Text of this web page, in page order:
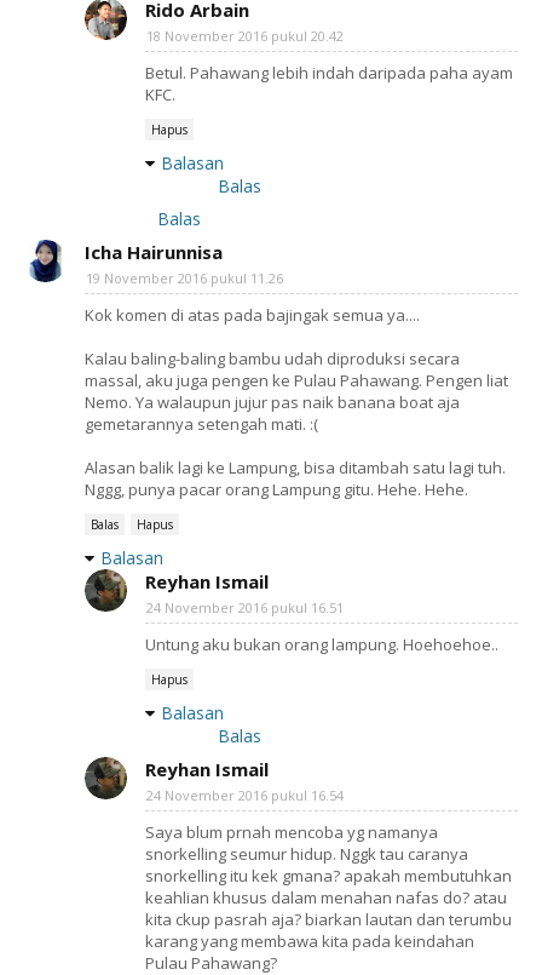
Rido Arbain
18 November 2016 pukul 20.42
Betul. Pahawang lebih indah daripada paha ayam
KFC.
Hapus
Balasan
Balas
Balas
Icha Hairunnisa
19 November 2016 pukul 11.26
Kok komen di atas pada bajingak semua ya....
Kalau baling-baling bambu udah diproduksi secara
massal, aku juga pengen ke Pulau Pahawang. Pengen liat
Nemo. Ya walaupun jujur pas naik banana boat aja
gemetarannya setengah mati. :(
Alasan balik lagi ke Lampung, bisa ditambah satu lagi tuh.
Nggg, punya pacar orang Lampung gitu. Hehe. Hehe.
Balas Hapus
Balasan
Reyhan Ismail
24 November 2016 pukul 16.51
Untung aku bukan orang lampung. Hoehoehoe..
Hapus
Balasan
Balas
Reyhan Ismail
24 November 2016 pukul 16.54
Saya blum prnah mencoba yg namanya
snorkelling seumur hidup. Nggk tau caranya
snorkelling itu kek gmana? apakah membutuhkan
keahlian khusus dalam menahan nafas do? atau
kita ckup pasrah aja? biarkan lautan dan terumbu
karang yang membawa kita pada keindahan
Pulau Pahawang?